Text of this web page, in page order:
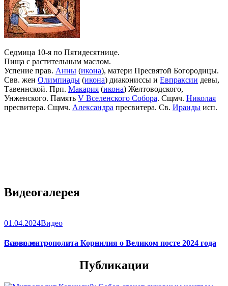
Седмица 10-я по Пятидесятнице.
Пища с растительным маслом.
Успение прав. Анны (икона), матери Пресвятой Богородицы.
Свв. жен Олимпиады (икона) диакониссы и Евпраксии девы,
Тавеннской. Прп. Макария (икона) Желтоводского,
Унженского. Память V Вселенского Собора. Сщмч. Николая
пресвитера. Сщмч. Александра пресвитера. Св. Ираиды исп.
Видеогалерея
01.04.2024Видео
Слово митрополита Корнилия о Великом посте 2024 года
Все видео
Публикации